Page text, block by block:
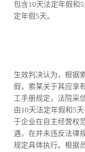
包含10天法定年假和
定年假5天。
生效判决认为，根据
假，索某关于其应享
工手册规定，法院采
由10天法定年假和5
于企业在自主经营权
遇，在并未违反法律
规定具体执行。根据